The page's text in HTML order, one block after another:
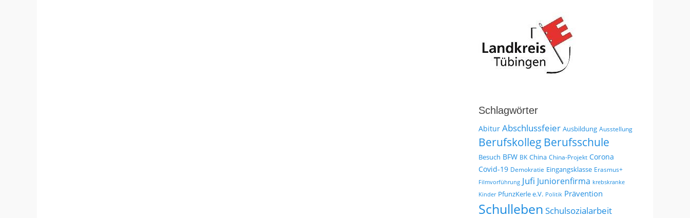
Schlagwörter
Abitur Abschlussfeier Ausbildung Ausstellung
Berufskolleg Berufsschule
Besuch BFW BK China China-Projekt Corona
Covid-19 Demokratie Eingangsklasse Erasmus+
Filmvorführung Jufi Juniorenfirma krebskranke
Kinder PfunzKerle e.V. Politik Prävention
Schulleben Schulsozialarbeit